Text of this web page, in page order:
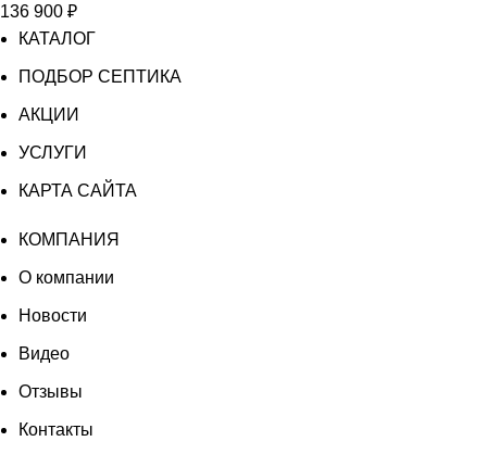
CLASSIC
–
0,5
136 900 ₽
КАТАЛОГ
ПОДБОР СЕПТИКА
АКЦИИ
УСЛУГИ
КАРТА САЙТА
КОМПАНИЯ
О компании
Новости
Видео
Отзывы
Контакты